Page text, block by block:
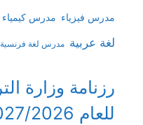
مدرس فيزياء مدرس كيمياء
لغة عربية مدرس لغة فرنسية
رزنامة وزارة
للعام 2027/2026